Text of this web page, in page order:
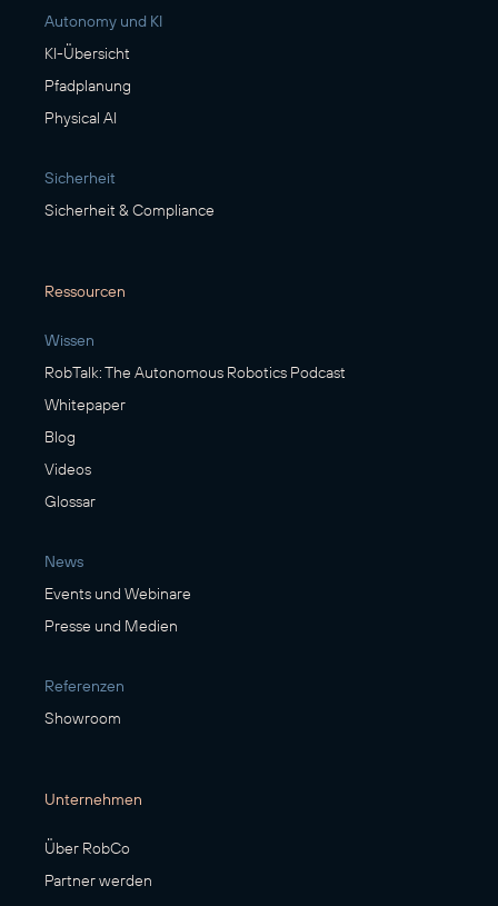
Autonomy und KI
KI-Übersicht
Pfadplanung
Physical AI
Sicherheit
Sicherheit & Compliance
Ressourcen
Wissen
RobTalk: The Autonomous Robotics Podcast
Whitepaper
Blog
Videos
Glossar
News
Events und Webinare
Presse und Medien
Referenzen
Showroom
Unternehmen
Über RobCo
Partner werden